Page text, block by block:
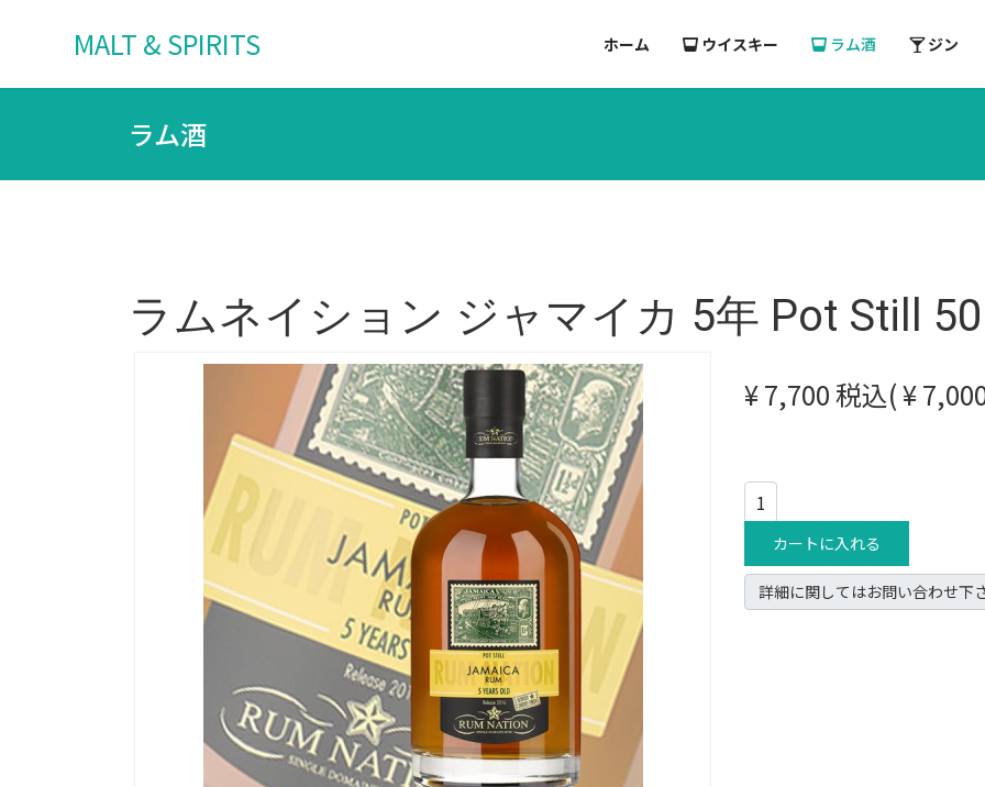
MALT & SPIRITS ホーム ウイスキー ラム酒 ジン
ラム酒
ラムネイション ジャマイカ 5年 Pot Still
¥ 7,700 税込( ¥
カートに入れる
詳細に関してはお問い合わせ下